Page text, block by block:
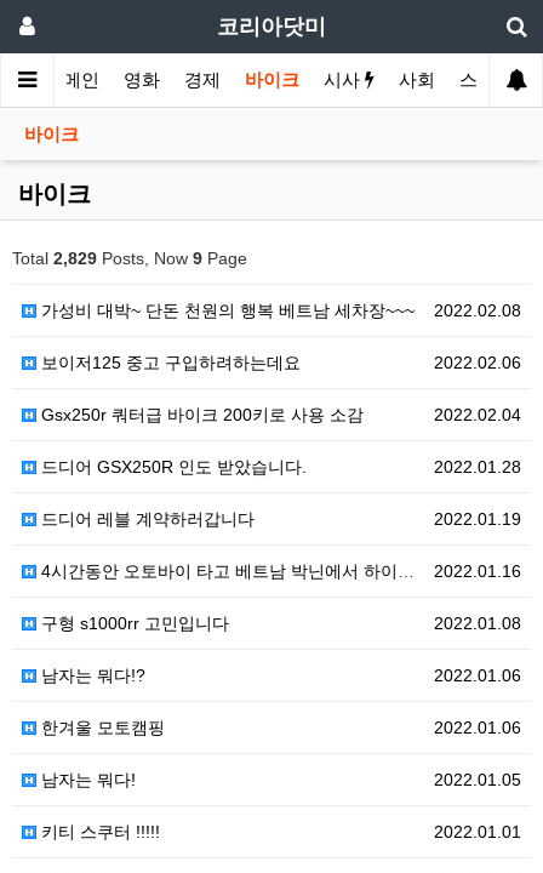
코리아닷미
메인 영화 경제 바이크 시사 사회 스포츠
바이크
바이크
Total 2,829 Posts, Now 9 Page
2022.02.08
가성비 대박~ 단돈 천원의 행복 베트남 세차장~~~
2022.02.06
보이저125 중고 구입하려하는데요
2022.02.04
Gsx250r 쿼터급 바이크 200키로 사용 소감
2022.01.28
드디어 GSX250R 인도 받았습니다.
2022.01.19
드디어 레블 계약하러갑니다
2022.01.16
4시간동안 오토바이 타고 베트남 박닌에서 하이퐁 가봤습…
2022.01.08
구형 s1000rr 고민입니다
2022.01.06
남자는 뭐다!?
2022.01.06
한겨울 모토캠핑
2022.01.05
남자는 뭐다!
2022.01.01
키티 스쿠터 !!!!!